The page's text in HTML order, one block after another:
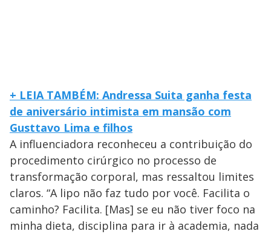
+ LEIA TAMBÉM: Andressa Suita ganha festa
de aniversário intimista em mansão com
Gusttavo Lima e filhos
A influenciadora reconheceu a contribuição do
procedimento cirúrgico no processo de
transformação corporal, mas ressaltou limites
claros. “A lipo não faz tudo por você. Facilita o
caminho? Facilita. [Mas] se eu não tiver foco na
minha dieta, disciplina para ir à academia, nada